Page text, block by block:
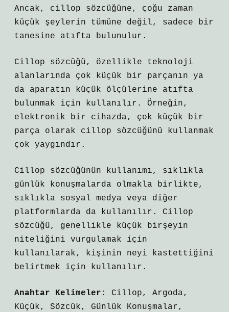
Ancak, cillop sözcüğüne, çoğu zaman
küçük şeylerin tümüne değil, sadece bir
tanesine atıfta bulunulur.
Cillop sözcüğü, özellikle teknoloji
alanlarında çok küçük bir parçanın ya
da aparatın küçük ölçülerine atıfta
bulunmak için kullanılır. Örneğin,
elektronik bir cihazda, çok küçük bir
parça olarak cillop sözcüğünü kullanmak
çok yaygındır.
Cillop sözcüğünün kullanımı, sıklıkla
günlük konuşmalarda olmakla birlikte,
sıklıkla sosyal medya veya diğer
platformlarda da kullanılır. Cillop
sözcüğü, genellikle küçük birşeyin
niteliğini vurgulamak için
kullanılarak, kişinin neyi kastettiğini
belirtmek için kullanılır.
Anahtar Kelimeler:
Cillop, Argoda,
Küçük, Sözcük, Günlük Konuşmalar,